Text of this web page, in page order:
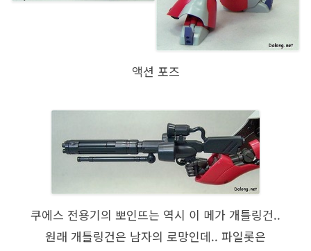
액션 포즈
쿠에스 전용기의 뽀인뜨는 역시 이 메가 개틀링건..
원래 개틀링건은 남자의 로망인데.. 파일롯은